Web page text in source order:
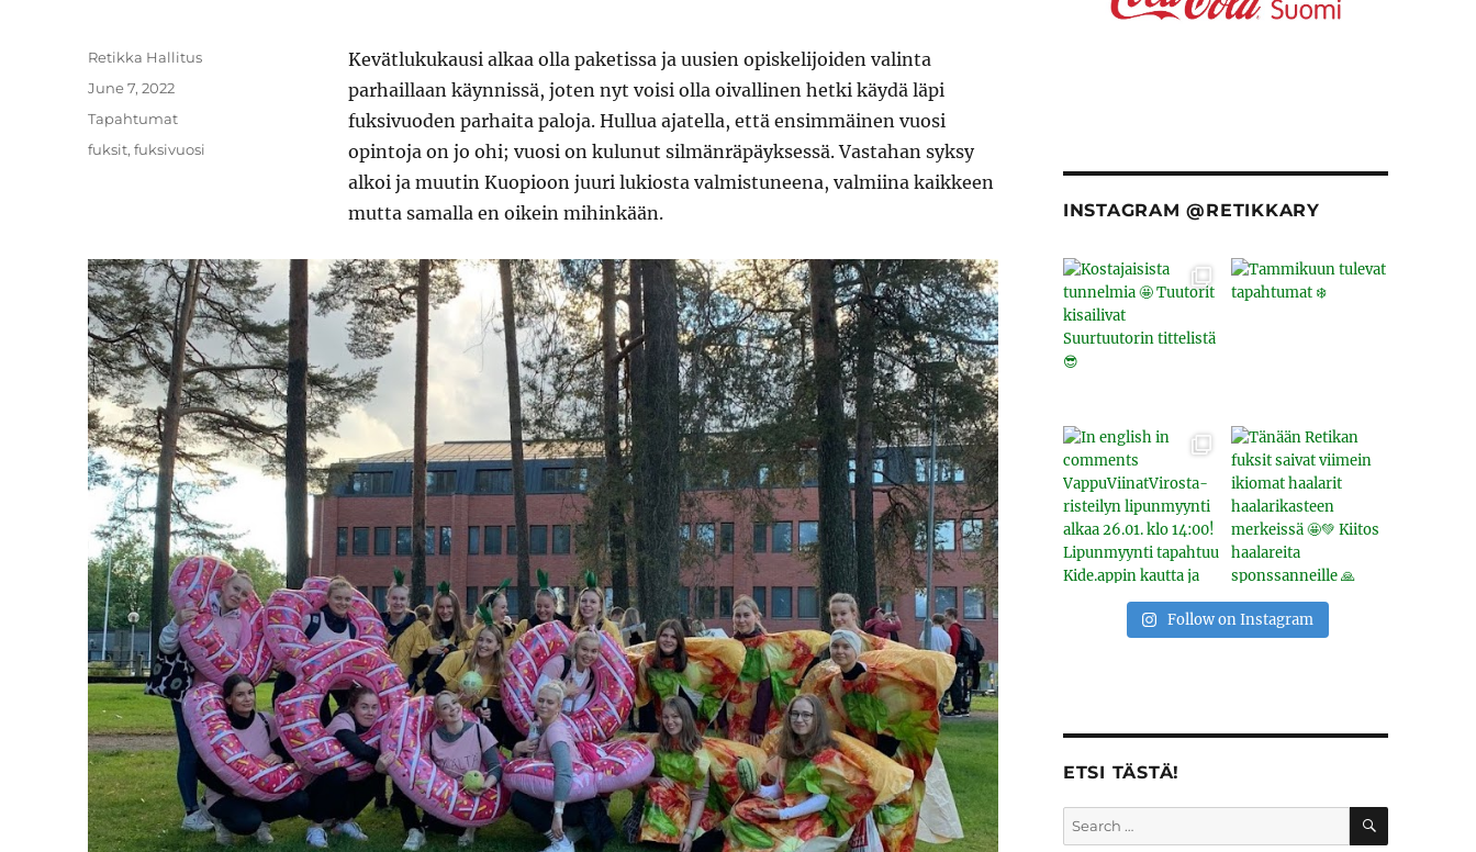
Kevätlukukausi alkaa olla paketissa ja uusien opiskelijoiden valinta
parhaillaan käynnissä, joten nyt voisi olla oivallinen hetki käydä läpi
fuksivuoden parhaita paloja. Hullua ajatella, että ensimmäinen vuosi
opintoja on jo ohi; vuosi on kulunut silmänräpäyksessä. Vastahan syksy
alkoi ja muutin Kuopioon juuri lukiosta valmistuneena, valmiina kaikkeen
mutta samalla en oikein mihinkään.
Author
Retikka Hallitus
Posted
June 7, 2022
Categories
Tapahtumat
Tags
fuksit,fuksivuosi
INSTAGRAM @RETIKKARY
Follow on Instagram
ETSI TÄSTÄ!
Search
for:
SEARCH